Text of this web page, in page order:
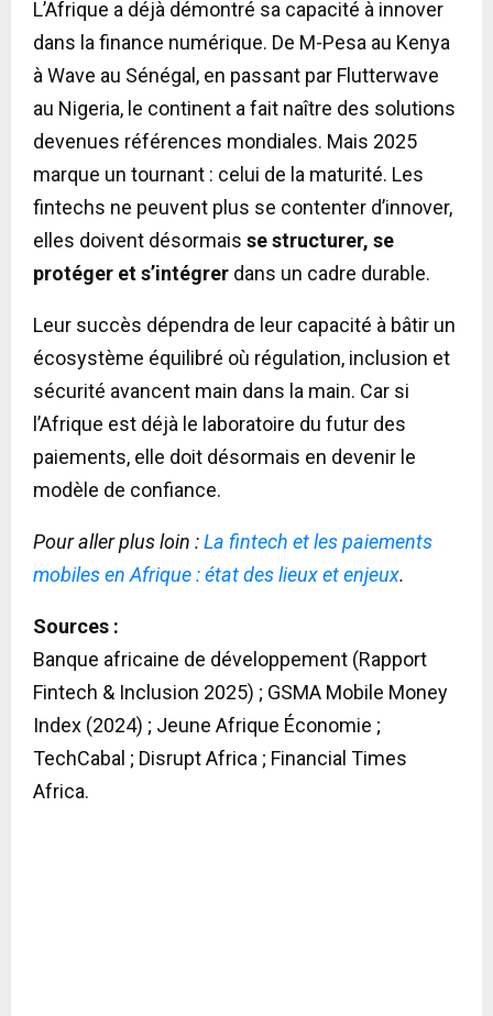
L’Afrique a déjà démontré sa capacité à innover
dans la finance numérique. De M-Pesa au Kenya
à Wave au Sénégal, en passant par Flutterwave
au Nigeria, le continent a fait naître des solutions
devenues références mondiales. Mais 2025
marque un tournant : celui de la maturité. Les
fintechs ne peuvent plus se contenter d’innover,
elles doivent désormais se structurer, se
protéger et s’intégrer dans un cadre durable.
Leur succès dépendra de leur capacité à bâtir un
écosystème équilibré où régulation, inclusion et
sécurité avancent main dans la main. Car si
l’Afrique est déjà le laboratoire du futur des
paiements, elle doit désormais en devenir le
modèle de confiance.
Pour aller plus loin :La fintech et les paiements
mobiles en Afrique : état des lieux et enjeux.
Sources :
Banque africaine de développement (Rapport
Fintech & Inclusion 2025) ; GSMA Mobile Money
Index (2024) ; Jeune Afrique Économie ;
TechCabal ; Disrupt Africa ; Financial Times
Africa.